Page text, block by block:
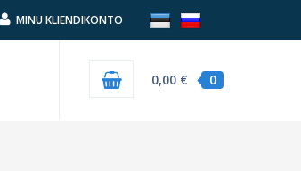
MINU KLIENDIKONTO
0
0,00 €